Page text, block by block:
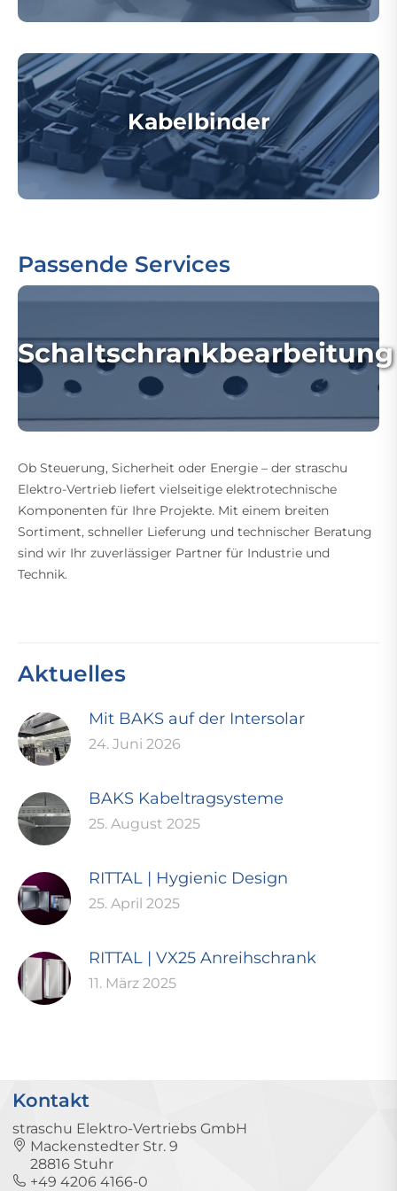
Kabelbinder
Passende Services
Schaltschrankbearbeitung
Ob Steuerung, Sicherheit oder Energie – der straschu
Elektro-Vertrieb liefert vielseitige elektrotechnische
Komponenten für Ihre Projekte. Mit einem breiten
Sortiment, schneller Lieferung und technischer Beratung
sind wir Ihr zuverlässiger Partner für Industrie und
Technik.
Aktuelles
Mit BAKS auf der Intersolar
24. Juni 2026
BAKS Kabeltragsysteme
25. August 2025
RITTAL | Hygienic Design
25. April 2025
RITTAL | VX25 Anreihschrank
11. März 2025
Kontakt
straschu Elektro-Vertriebs GmbH
Mackenstedter Str. 9
28816 Stuhr
+49 4206 4166-0